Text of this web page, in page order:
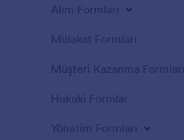
Alım Formları
Mülakat Formları
Müşteri Kazanma Formları
Hukuki Formlar
Yönetim Formları